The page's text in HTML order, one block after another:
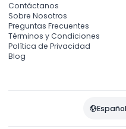
Contáctanos
Sobre Nosotros
Preguntas Frecuentes
Términos y Condiciones
Política de Privacidad
Blog
Español